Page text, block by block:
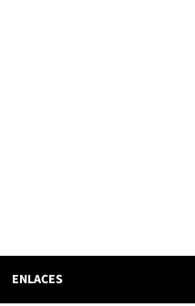
ENLACES